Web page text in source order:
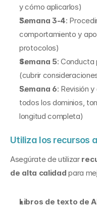
y cómo aplicarlos)
Semana 3-4:
comportamiento y
protocolos)
Semana 5: Conducta
(cubrir
Semana 6: Revisión
todos los dominios,
longitud completa)
Utiliza los recursos
Asegúrate de utilizar
de alta calidad para
Libros de texto de